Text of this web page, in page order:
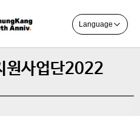
Language
원사업단2022